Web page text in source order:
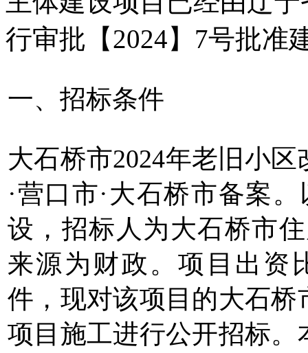
行审批【2024】7号批准
一、招标条件
大石桥市2024年老旧小
·营口市·大石桥市备案
设，招标人为大石桥市
来源为财政。项目出资
件，现对该项目的大石桥
项目施工进行公开招标